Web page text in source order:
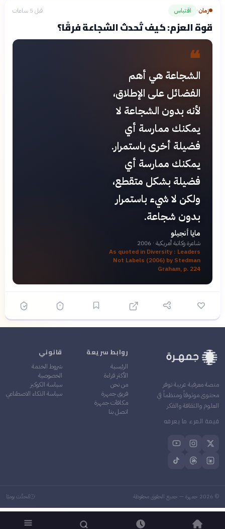
زمان› اقتباس قبل 5 ساعات
قوة العزم: كيف تُحدث الشجاعة فرقًا؟
❝
الشجاعة هي أهم
الفضائل على الإطلاق،
لأنه بدون الشجاعة لا
يمكنك ممارسة أي
فضيلة أخرى باستمرار.
يمكنك ممارسة أي
فضيلة بشكل متقطع،
ولكن لا شيء باستمرار
بدون شجاعة.
مايا أنجيلو
شاعرة وكاتبة أمريكية · 2006
As quoted in Diversity : Leaders
Not Labels (2006) by Stedman
Graham, p. 224
منصة معرفية عربية توفر
محتوى موثوقاً ومنظماً في
العلوم والثقافة والفكر
قيمة المرء ما يعرفه
روابط سريعة
الرئيسية
الأكثر قراءة
من نحن
فريق جمهرة
مكافآت جمهرة
اتصل بنا
قانوني
شروط الخدمة
الخصوصية
سياسة الكوكيز
سياسة الذكاء الاصطناعي
©
2026 جمهرة — جميع الحقوق محفوظة مُحدَّث يوميًا